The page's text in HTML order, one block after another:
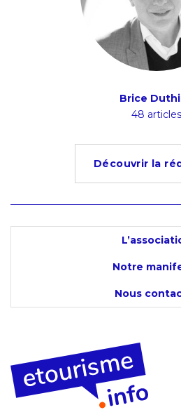
Brice
48 articles
Découvrir la
Notre
Nous